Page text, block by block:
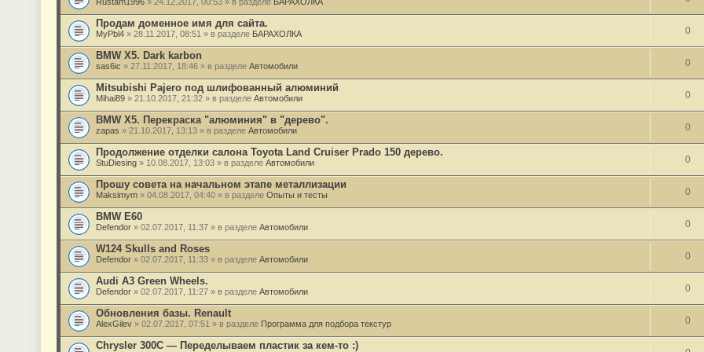
Продам доменное имя для сайта.
MyPbl4 » 28.11.2017, 08:51 » в разделе БАРАХОЛКА 0
BMW X5. Dark karbon
sas6ic » 27.11.2017, 18:46 » в разделе Автомобили 0
Mitsubishi Pajero под шлифованный алюминий
Mihai89 » 21.10.2017, 21:32 » в разделе Автомобили 0
BMW X5. Перекраска "алюминия" в "дерево".
zapas » 21.10.2017, 13:13 » в разделе Автомобили 0
Продолжение отделки салона Toyota Land Cruiser Prado 150 дерево.
StuDiesing » 10.08.2017, 13:03 » в разделе Автомобили 0
Прошу совета на начальном этапе металлизации
Maksimym » 04.08.2017, 04:40 » в разделе Опыты и тесты 0
BMW E60
Defendor » 02.07.2017, 11:37 » в разделе Автомобили 0
W124 Skulls and Roses
Defendor » 02.07.2017, 11:33 » в разделе Автомобили 0
Audi A3 Green Wheels.
Defendor » 02.07.2017, 11:27 » в разделе Автомобили 0
Обновления базы. Renault
AlexGilev » 02.07.2017, 07:51 » в разделе Программа для подбора текстур 0
Chrysler 300C — Переделываем пластик за кем-то :)